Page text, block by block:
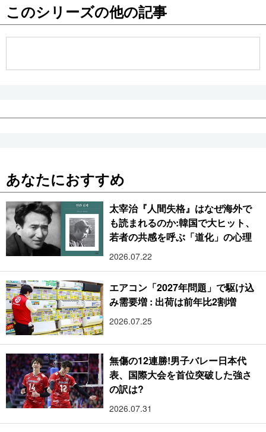
お知らせ
公式SNS
このシリーズの他の記事
あなたにおすすめ
太宰治『人間失格』はなぜ海外で
も読まれるのか:韓国で大ヒット、
若者の共感を呼ぶ「道化」の心理
2026.07.22
エアコン「2027年問題」で駆け込
み需要増 : 出荷は前年比2割増
2026.07.25
無傷の12連勝!男子バレー日本代
表、国際大会を首位突破した強さ
の訳は?
2026.07.31